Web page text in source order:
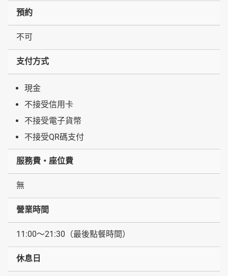
預約
不可
支付方式
現金
不接受信用卡
不接受電子貨幣
不接受QR碼支付
服務費・座位費
無
營業時間
11:00～21:30（最後點餐時間）
休息日